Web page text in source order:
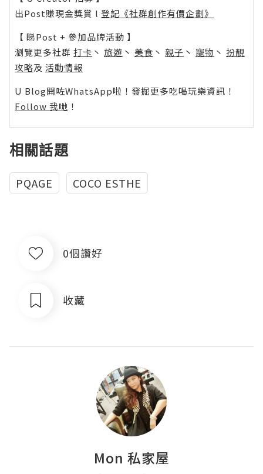
出Post賺現金獎賞 l 登記《社群創作有價企劃》
【 睇Post + 參加品牌活動 】
瀏覽更多社群 打卡 丶 旅遊 丶 美食 丶 親子 丶 寵物 丶 扮靚
攻略及 活動情報
U Blog開咗WhatsApp啦！發掘更多吃喝玩樂資訊！
Follow 我哋 ！
相關話題
PQAGE COCO ESTHE
0個讚好
收藏
Mon 私家屋